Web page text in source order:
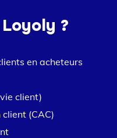
?
en acheteurs
client)
(CAC)